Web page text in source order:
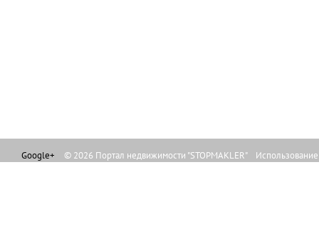
Google+ © 2026 Портал недвижимости "STOPMAKLER"